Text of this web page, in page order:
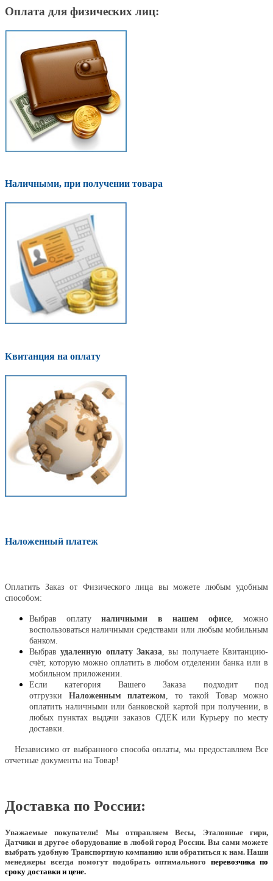
Оплата для физических лиц:
Наличными, при получении товара
Квитанция на оплату
Наложенный платеж
Оплатить Заказ от Физического лица вы можете любым удобным
способом:
Выбрав оплатуналичными в нашем офисе, можно
воспользоваться наличными средствами или любым мобильным
банком.
Выбравудаленную оплату Заказа , вы получаете Квитанцию-
счёт, которую можно оплатить в любом отделении банка или в
мобильном приложении.
Если категория Вашего Заказа подходит под
отгрузки Наложенным платежом , то такой Товар можно
оплатить наличными или банковской картой при получении, в
любых пунктах выдачи заказов СДЕК или Курьеру по месту
доставки.
Независимо от выбранного способа оплаты, мы предоставляем Все
отчетные документы на Товар!
Доставка по России:
Уважаемые покупатели! Мы отправляем Весы, Эталонные гири,
Датчики и другое оборудование в любой город России. Вы сами можете
выбрать удобную Транспортную компанию или обратиться к нам. Наши
менеджеры всегда помогут подобрать оптимального перевозчика по
сроку доставки и цене.